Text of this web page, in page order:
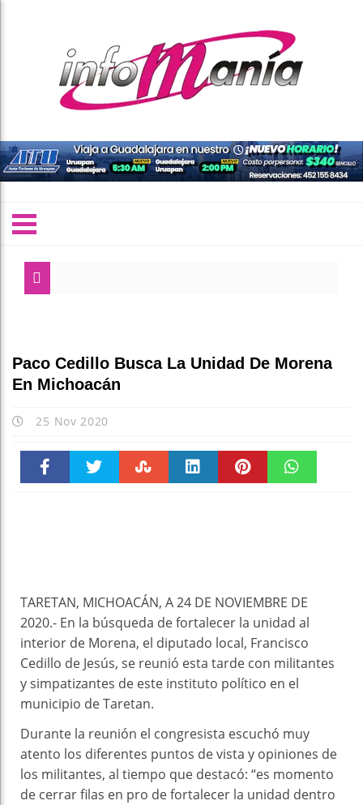
Paco Cedillo Busca La Unidad De Morena
En Michoacán
25 Nov 2020
TARETAN, MICHOACÁN, A 24 DE NOVIEMBRE DE
2020.- En la búsqueda de fortalecer la unidad al
interior de Morena, el diputado local, Francisco
Cedillo de Jesús, se reunió esta tarde con militantes
y simpatizantes de este instituto político en el
municipio de Taretan.
Durante la reunión el congresista escuchó muy
atento los diferentes puntos de vista y opiniones de
los militantes, al tiempo que destacó: “es momento
de cerrar filas en pro de fortalecer la unidad dentro